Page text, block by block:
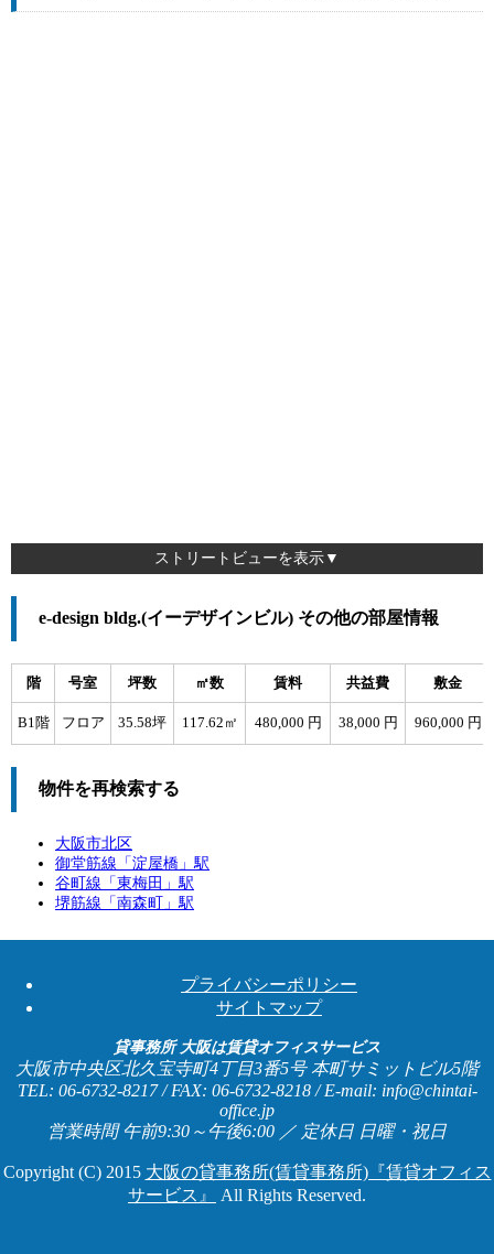
ストリートビューを表示▼
e-design bldg.(イーデザインビル) その他の部屋情報
階 号室 坪数 ㎡数 賃料 共益費 敷金
B1階 フロア 35.58坪 117.62㎡ 480,000 円 38,000 円 960,000 円
物件を再検索する
大阪市北区
御堂筋線「 淀屋橋 」駅
谷町線「 東梅田 」駅
堺筋線「 南森町 」駅
プライバシーポリシー
サイトマップ
貸事務所 大阪は賃貸オフィスサービス
大阪市中央区北久宝寺町4丁目3番5号 本町サミットビル5階
TEL: 06-6732-8217 / FAX: 06-6732-8218 / E-mail: info@chintai-
office.jp
営業時間 午前9:30～午後6:00 ／ 定休日 日曜・祝日
Copyright (C) 2015 大阪の貸事務所(賃貸事務所)『賃貸オフィス
サービス』
All Rights Reserved.